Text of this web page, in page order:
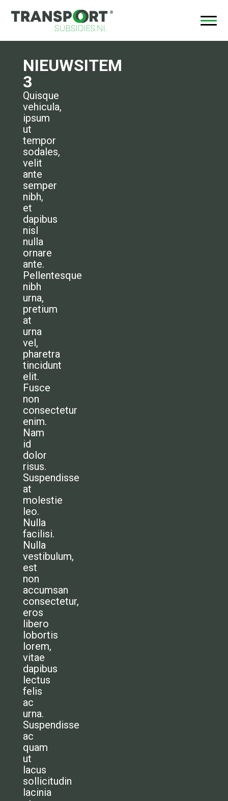
NIEUWSITEM
3
Quisque
vehicula,
ipsum
ut
tempor
sodales,
velit
ante
semper
nibh,
et
dapibus
nisl
nulla
ornare
ante.
Pellentesque
nibh
urna,
pretium
at
urna
vel,
pharetra
tincidunt
elit.
Fusce
non
consectetur
enim.
Nam
id
dolor
risus.
Suspendisse
at
molestie
leo.
Nulla
facilisi.
Nulla
vestibulum,
est
non
accumsan
consectetur,
eros
libero
lobortis
lorem,
vitae
dapibus
lectus
felis
ac
urna.
Suspendisse
ac
quam
ut
lacus
sollicitudin
lacinia